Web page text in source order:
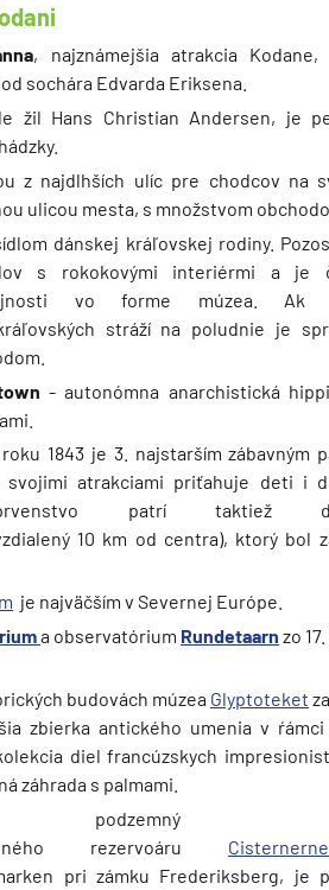
, najznámejšia atrakcia Kodane,
sochára Edvarda Eriksena.
žil Hans Christian Andersen, je
z najdlhších ulíc pre chodcov na
ulicou mesta, s množstvom
dánskej kráľovskej rodiny.
s rokokovými interiérmi a je
vo forme múzea.
stráží na poludnie je
- autonómna anarchistická
1843 je 3. najstarším zábavným
atrakciami priťahuje deti i
patrí taktiež
10 km od centra), ktorý bol
je najväčším v Severnej Európe.
a observatórium Rundetaarn zo
budovách múzea Glyptoteket
zbierka antického umenia v
diel francúzskych
záhrada s palmami.
podzemný
rezervoáru Cisternerne
pri zámku Frederiksberg, je